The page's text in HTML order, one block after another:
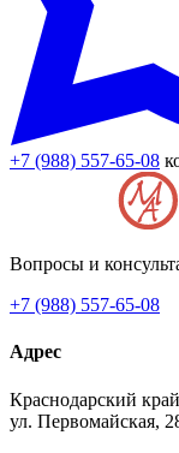
+7 (988) 557-65-08
Вопросы и
+7 (988) 557-65-08
Адрес
Краснодарский
ул. Первомайская,